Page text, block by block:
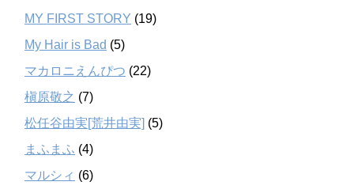
MY FIRST STORY (19)
My Hair is Bad (5)
マカロニえんぴつ (22)
槇原敬之 (7)
松任谷由実[荒井由実] (5)
まふまふ (4)
マルシィ (6)